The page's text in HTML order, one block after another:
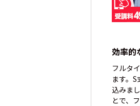
効率的
フルタ
ます。
込みま
とで、